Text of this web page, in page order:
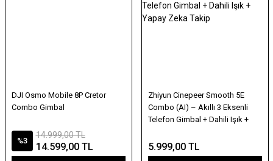
DJI Osmo Mobile 8P Cretor
Combo Gimbal
%3
14.999,00 TL
14.599,00 TL
Zhiyun Cinepeer Smooth 5E
Combo (AI) – Akıllı 3 Eksenli
Telefon Gimbal + Dahili Işık +
5.999,00 TL